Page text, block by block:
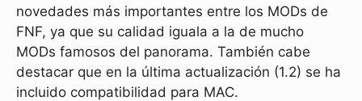
novedades más importantes entre los MODs de
FNF, ya que su calidad iguala a la de mucho
MODs famosos del panorama. También cabe
destacar que en la última actualización (1.2) se ha
incluido compatibilidad para MAC.